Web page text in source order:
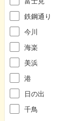
鉄鋼通り
今川
海楽
美浜
港
日の出
千鳥